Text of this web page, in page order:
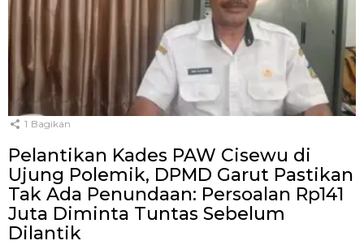
1 Bagikan
Pelantikan Kades PAW Cisewu di
Ujung Polemik, DPMD Garut Pastikan
Tak Ada Penundaan: Persoalan Rp141
Juta Diminta Tuntas Sebelum
Dilantik